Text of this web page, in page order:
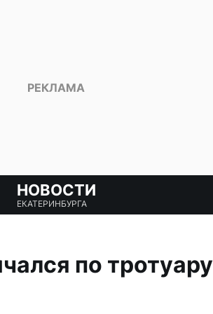
НОВОСТИ
ЕКАТЕРИНБУРГА
по